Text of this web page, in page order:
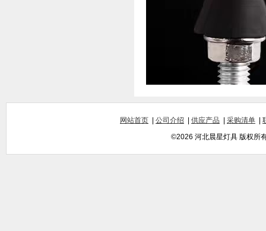
网站首页 公司介绍 供应产品 采购清单
©2026 河北晨星灯具 版权所